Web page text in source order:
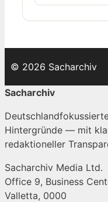
© 2026 Sacharchiv
Sacharchiv
Hintergründe — mit
redaktioneller
Sacharchiv Media Ltd.
Office 9, Business
Valletta, 0000